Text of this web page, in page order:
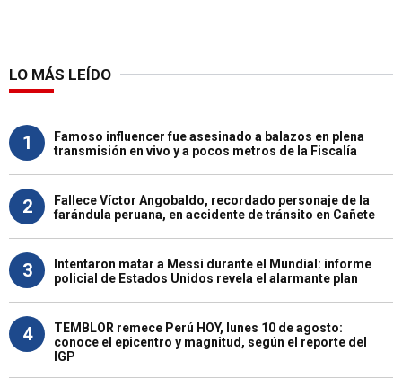
LO MÁS LEÍDO
1
Famoso influencer fue asesinado a balazos en plena
transmisión en vivo y a pocos metros de la Fiscalía
2
Fallece Víctor Angobaldo, recordado personaje de la
farándula peruana, en accidente de tránsito en Cañete
3
Intentaron matar a Messi durante el Mundial: informe
policial de Estados Unidos revela el alarmante plan
4
TEMBLOR remece Perú HOY, lunes 10 de agosto:
conoce el epicentro y magnitud, según el reporte del
IGP